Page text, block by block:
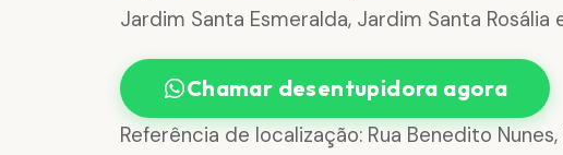
Jardim Santa Esmeralda, Jardim Santa Rosália
Chamar desentupidora agora
Referência de localização: Rua Benedito